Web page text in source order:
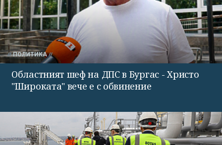
ПОЛИТИКА
Областният шеф на ДПС в Бургас - Христо
"Широката" вече е с обвинение